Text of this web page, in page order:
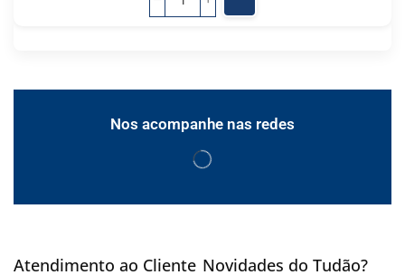
Nos acompanhe nas redes
Atendimento ao Cliente Novidades do Tudão?